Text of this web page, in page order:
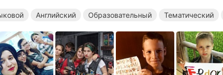
Английский Образовательный Тематический